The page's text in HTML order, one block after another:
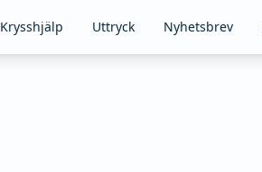
Krysshjälp Uttryck Nyhetsbrev